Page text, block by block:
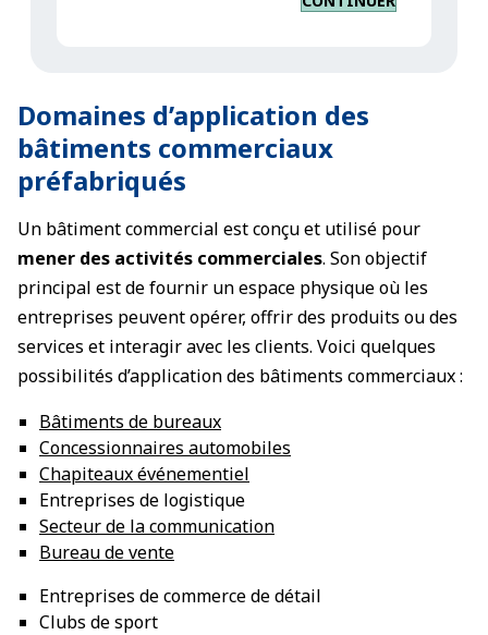
Domaines d’application des
bâtiments commerciaux
préfabriqués
Un bâtiment commercial est conçu et utilisé pour
mener des activités commerciales. Son objectif
principal est de fournir un espace physique où les
entreprises peuvent opérer, offrir des produits ou des
services et interagir avec les clients. Voici quelques
possibilités d’application des bâtiments commerciaux :
Bâtiments de bureaux
Concessionnaires automobiles
Chapiteaux événementiel
Entreprises de logistique
Secteur de la communication
Bureau de vente
Entreprises de commerce de détail
Clubs de sport